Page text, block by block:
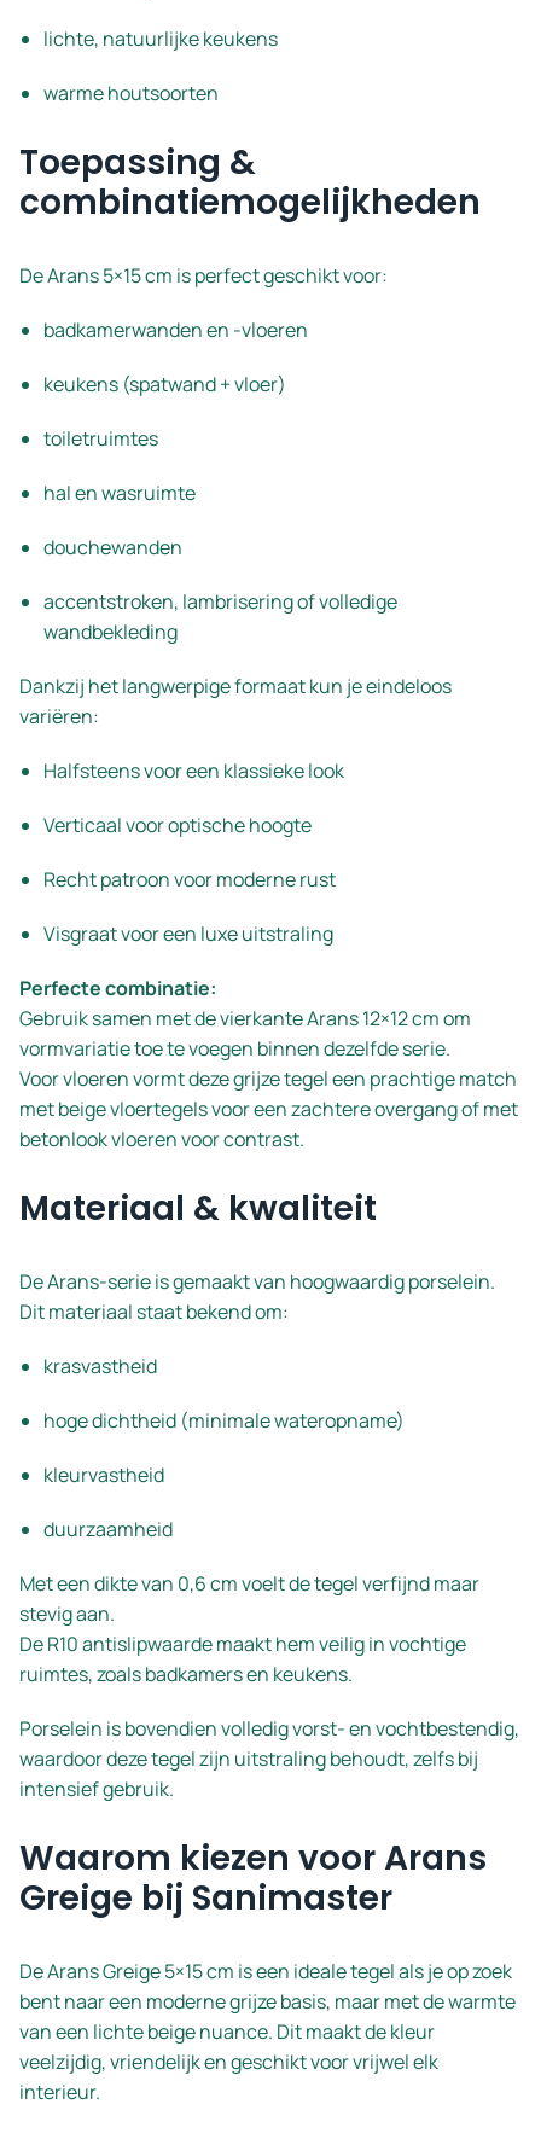
lichte, natuurlijke keukens
warme houtsoorten
Toepassing &
combinatiemogelijkheden
De Arans 5×15 cm is perfect geschikt voor:
badkamerwanden en -vloeren
keukens (spatwand + vloer)
toiletruimtes
hal en wasruimte
douchewanden
accentstroken, lambrisering of volledige
wandbekleding
Dankzij het langwerpige formaat kun je eindeloos
variëren:
Halfsteens voor een klassieke look
Verticaal voor optische hoogte
Recht patroon voor moderne rust
Visgraat voor een luxe uitstraling
Perfecte combinatie:
Gebruik samen met de vierkante Arans 12×12 cm om
vormvariatie toe te voegen binnen dezelfde serie.
Voor vloeren vormt deze grijze tegel een prachtige match
met beige vloertegels voor een zachtere overgang of met
betonlook vloeren voor contrast.
Materiaal & kwaliteit
De Arans-serie is gemaakt van hoogwaardig porselein.
Dit materiaal staat bekend om:
krasvastheid
hoge dichtheid (minimale wateropname)
kleurvastheid
duurzaamheid
Met een dikte van 0,6 cm voelt de tegel verfijnd maar
stevig aan.
De R10 antislipwaarde maakt hem veilig in vochtige
ruimtes, zoals badkamers en keukens.
Porselein is bovendien volledig vorst- en vochtbestendig,
waardoor deze tegel zijn uitstraling behoudt, zelfs bij
intensief gebruik.
Waarom kiezen voor Arans
Greige bij Sanimaster
De Arans Greige 5×15 cm is een ideale tegel als je op zoek
bent naar een moderne grijze basis, maar met de warmte
van een lichte beige nuance. Dit maakt de kleur
veelzijdig, vriendelijk en geschikt voor vrijwel elk
interieur.